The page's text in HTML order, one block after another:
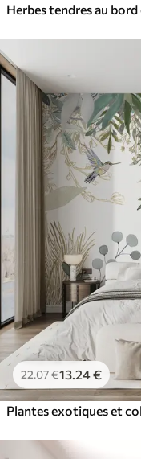
Herbes tendres au bord
22.07€13 .24€
Plantes exotiques et